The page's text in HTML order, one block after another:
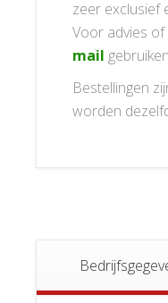
zeer exclusief
Voor advies
mail
Bestellingen
worden